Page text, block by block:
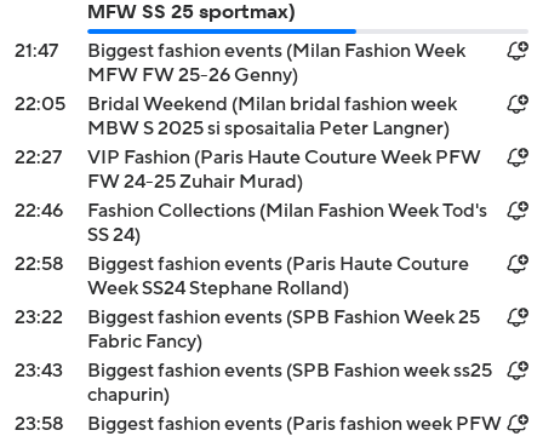
MFW SS 25 sportmax)
21:47
Biggest fashion events (Milan Fashion Week
MFW FW 25-26 Genny)
22:05
Bridal Weekend (Milan bridal fashion week
MBW S 2025 si sposaitalia Peter Langner)
22:27
VIP Fashion (Paris Haute Couture Week PFW
FW 24-25 Zuhair Murad)
22:46
Fashion Collections (Milan Fashion Week Tod's
SS 24)
22:58
Biggest fashion events (Paris Haute Couture
Week SS24 Stephane Rolland)
23:22
Biggest fashion events (SPB Fashion Week 25
Fabric Fancy)
23:43
Biggest fashion events (SPB Fashion week ss25
chapurin)
23:58
Biggest fashion events (Paris fashion week PFW